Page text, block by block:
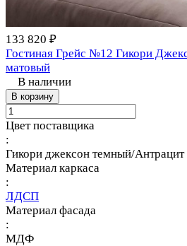
133 820 ₽
Гостиная Грейс №12 Гикори
матовый
В наличии
В корзину
Цвет поставщика
:
Гикори джексон темный/
Материал каркаса
:
ЛДСП
Материал фасада
:
МДФ